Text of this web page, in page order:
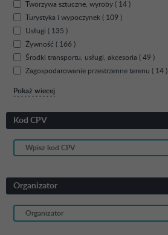
Tworzywa sztuczne, wyroby ( 14 )
Turystyka i wypoczynek ( 109 )
Usługi ( 135 )
Żywność ( 166 )
Środki transportu, usługi, akcesoria ( 49 )
Zagospodarowanie przestrzenne terenu ( 14 )
Pokaż wiecej
Kod CPV
Organizator